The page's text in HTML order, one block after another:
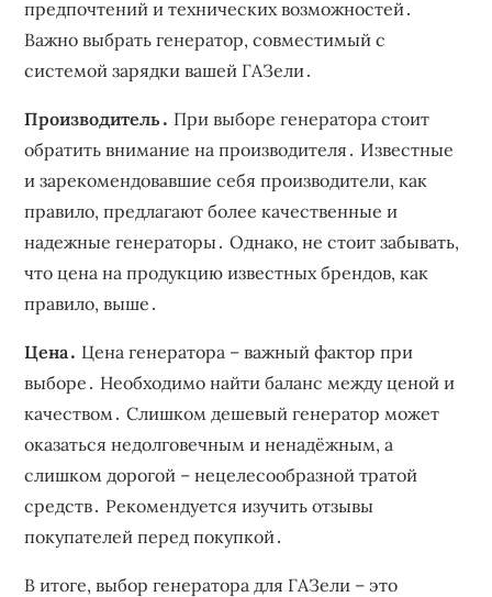
предпочтений и технических возможностей․
Важно выбрать генератор, совместимый с
системой зарядки вашей ГАЗели․
Производитель․ При выборе генератора стоит
обратить внимание на производителя․ Известные
и зарекомендовавшие себя производители, как
правило, предлагают более качественные и
надежные генераторы․ Однако, не стоит забывать,
что цена на продукцию известных брендов, как
правило, выше․
Цена․ Цена генератора – важный фактор при
выборе․ Необходимо найти баланс между ценой и
качеством․ Слишком дешевый генератор может
оказаться недолговечным и ненадёжным, а
слишком дорогой – нецелесообразной тратой
средств․ Рекомендуется изучить отзывы
покупателей перед покупкой․
В итоге, выбор генератора для ГАЗели – это